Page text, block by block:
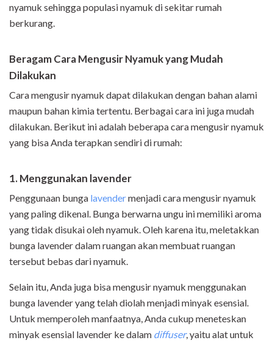
nyamuk sehingga populasi nyamuk di sekitar rumah
berkurang.
Beragam Cara Mengusir Nyamuk yang Mudah
Dilakukan
Cara mengusir nyamuk dapat dilakukan dengan bahan alami
maupun bahan kimia tertentu. Berbagai cara ini juga mudah
dilakukan. Berikut ini adalah beberapa cara mengusir nyamuk
yang bisa Anda terapkan sendiri di rumah:
1. Menggunakan lavender
Penggunaan bunga lavendermenjadi cara mengusir nyamuk
yang paling dikenal. Bunga berwarna ungu ini memiliki aroma
yang tidak disukai oleh nyamuk. Oleh karena itu, meletakkan
bunga lavender dalam ruangan akan membuat ruangan
tersebut bebas dari nyamuk.
Selain itu, Anda juga bisa mengusir nyamuk menggunakan
bunga lavender yang telah diolah menjadi minyak esensial.
Untuk memperoleh manfaatnya, Anda cukup meneteskan
minyak esensial lavender ke dalam diffuser, yaitu alat untuk